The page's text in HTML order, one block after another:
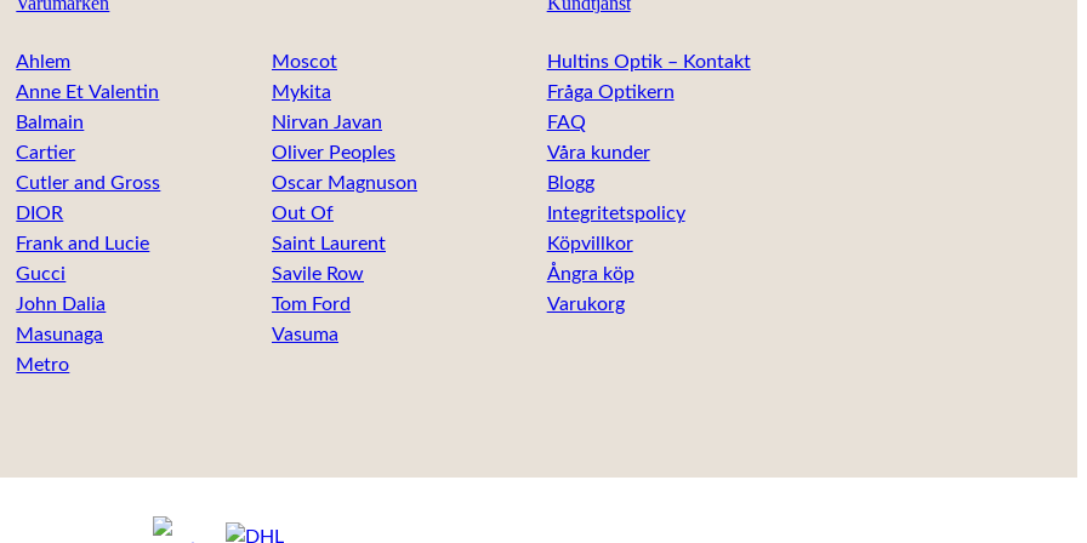
Ahlem
Anne Et Valentin
Balmain
Cartier
Cutler and Gross
DIOR
Frank and Lucie
Gucci
John Dalia
Masunaga
Metro
Moscot
Mykita
Nirvan Javan
Oliver Peoples
Oscar Magnuson
Out Of
Saint Laurent
Savile Row
Tom Ford
Vasuma
Hultins Optik – Kontakt
Fråga Optikern
FAQ
Våra kunder
Blogg
Integritetspolicy
Köpvillkor
Ångra köp
Varukorg